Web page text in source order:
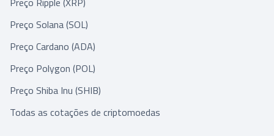
Preço Solana (SOL)
Preço Cardano (ADA)
Preço Polygon (POL)
Preço Shiba Inu (SHIB)
Todas as cotações de criptomoedas